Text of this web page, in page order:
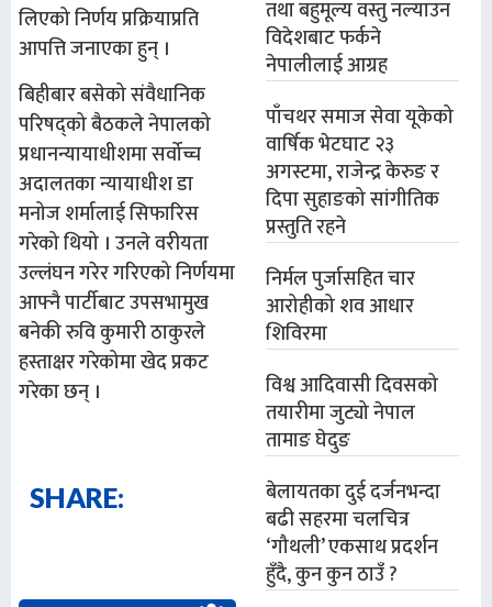
लिएको निर्णय प्रक्रियाप्रति
आपत्ति जनाएका हुन् ।
बिहीबार बसेको संवैधानिक
परिषद्को बैठकले नेपालको
प्रधानन्यायाधीशमा सर्वोच्च
अदालतका न्यायाधीश डा
मनोज शर्मालाई सिफारिस
गरेको थियो । उनले वरीयता
उल्लंघन गरेर गरिएको निर्णयमा
आफ्नै पार्टीबाट उपसभामुख
बनेकी रुवि कुमारी ठाकुरले
हस्ताक्षर गरेकोमा खेद प्रकट
गरेका छन् ।
SHARE:
तथा बहुमूल्य वस्तु नल्याउन
विदेशबाट फर्कने
नेपालीलाई आग्रह
पाँचथर समाज सेवा यूकेको
वार्षिक भेटघाट २३
अगस्टमा, राजेन्द्र केरुङ र
दिपा सुहाङको सांगीतिक
प्रस्तुति रहने
निर्मल पुर्जासहित चार
आरोहीको शव आधार
शिविरमा
विश्व आदिवासी दिवसको
तयारीमा जुट्यो नेपाल
तामाङ घेदुङ
बेलायतका दुई दर्जनभन्दा
बढी सहरमा चलचित्र
‘गौथली’ एकसाथ प्रदर्शन
हुँदै, कुन कुन ठाउँ ?